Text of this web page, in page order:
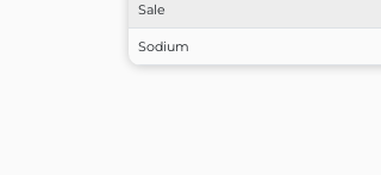
Sale
Sodium